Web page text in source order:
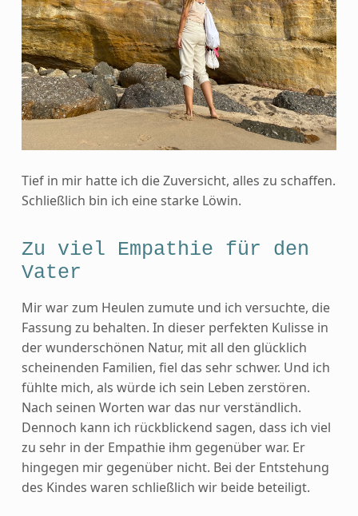
Tief in mir hatte ich die Zuversicht, alles zu schaffen.
Schließlich bin ich eine starke Löwin.
Zu viel Empathie für den
Vater
Mir war zum Heulen zumute und ich versuchte, die
Fassung zu behalten. In dieser perfekten Kulisse in
der wunderschönen Natur, mit all den glücklich
scheinenden Familien, fiel das sehr schwer. Und ich
fühlte mich, als würde ich sein Leben zerstören.
Nach seinen Worten war das nur verständlich.
Dennoch kann ich rückblickend sagen, dass ich viel
zu sehr in der Empathie ihm gegenüber war. Er
hingegen mir gegenüber nicht. Bei der Entstehung
des Kindes waren schließlich wir beide beteiligt.